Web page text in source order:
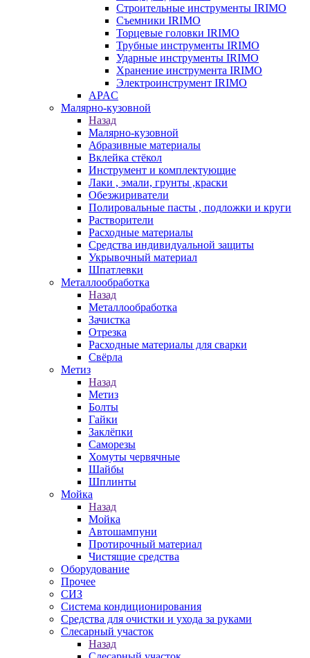
Строительные инструменты IRIMO
Съемники IRIMO
Торцевые головки IRIMO
Трубные инструменты IRIMO
Ударные инструменты IRIMO
Хранение инструмента IRIMO
Электроинструмент IRIMO
APAC
Малярно-кузовной
Назад
Малярно-кузовной
Абразивные материалы
Вклейка стёкол
Инструмент и комплектующие
Лаки , эмали, грунты ,краски
Обезжириватели
Полировальные пасты , подложки и круги
Растворители
Расходные материалы
Средства индивидуальной защиты
Укрывочный материал
Шпатлевки
Металлообработка
Назад
Металлообработка
Зачистка
Отрезка
Расходные материалы для сварки
Свёрла
Метиз
Назад
Метиз
Болты
Гайки
Заклёпки
Саморезы
Хомуты червячные
Шайбы
Шплинты
Мойка
Назад
Мойка
Автошампуни
Протирочный материал
Чистящие средства
Оборудование
Прочее
СИЗ
Система кондиционирования
Средства для очистки и ухода за руками
Слесарный участок
Назад